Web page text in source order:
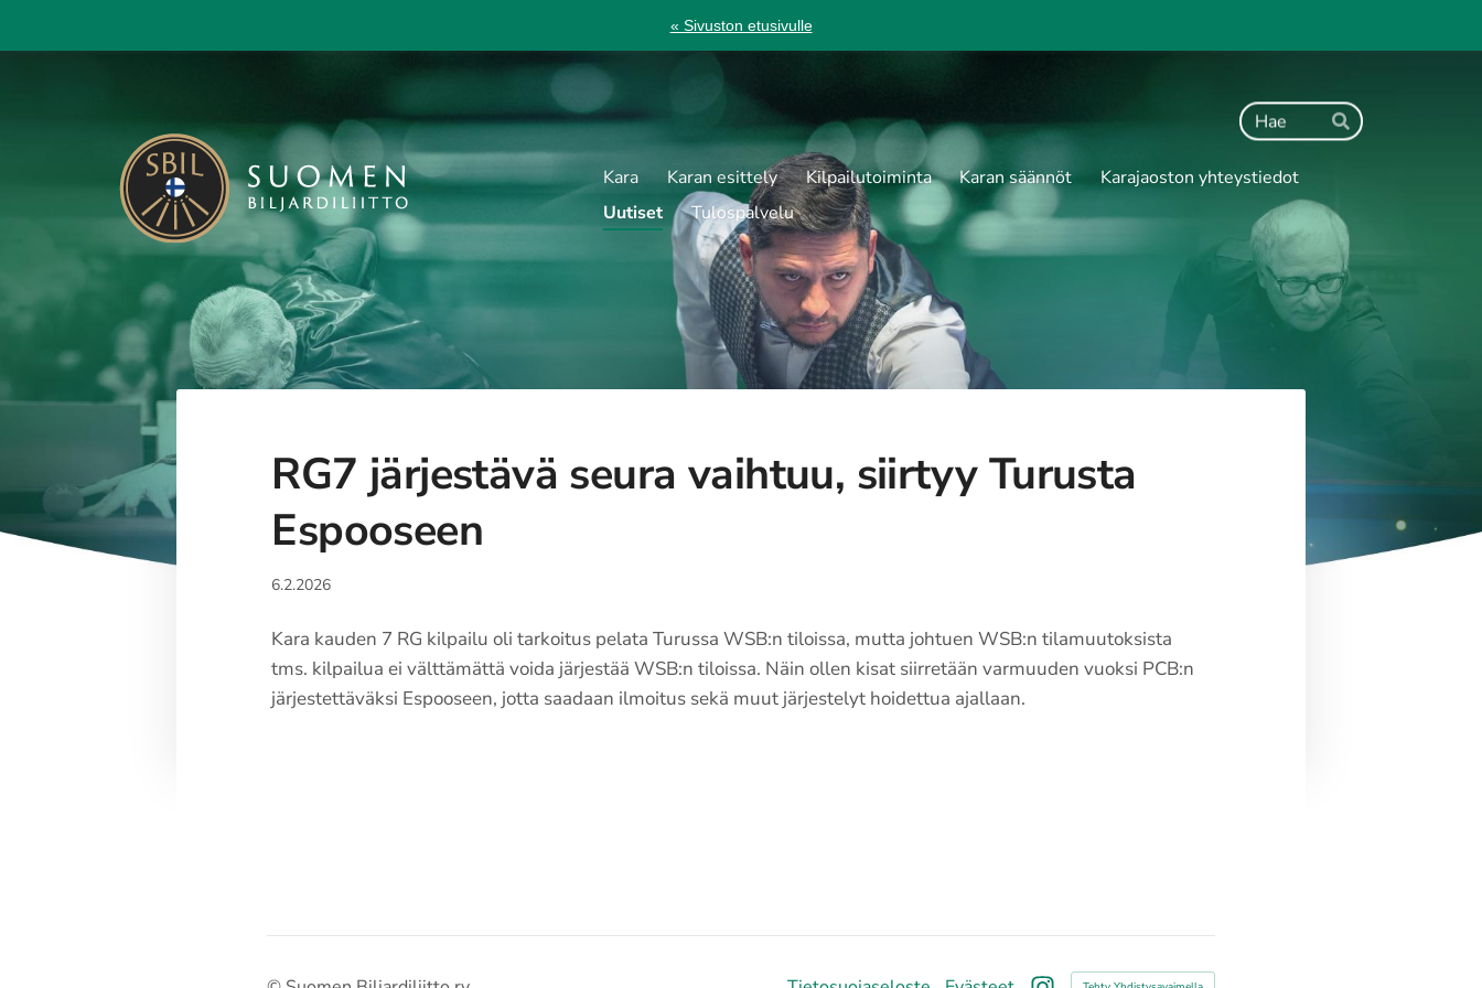
sivun
« Sivuston etusivulle
Haku
Hae
Suomen Biljardiliitto ry
Kara Karan esittely Kilpailutoiminta Karan säännöt
Karajaoston yhteystiedot
Uutiset
Tulospalvelu
RG7 järjestävä seura vaihtuu, siirtyy Turusta
Espooseen
6.2.2026
Kara kauden 7 RG kilpailu oli tarkoitus pelata Turussa WSB:n tiloissa, mutta johtuen WSB:n tilamuutoksista
tms. kilpailua ei välttämättä voida järjestää WSB:n tiloissa. Näin ollen kisat siirretään varmuuden vuoksi PCB:n
järjestettäväksi Espooseen, jotta saadaan ilmoitus sekä muut järjestelyt hoidettua ajallaan.